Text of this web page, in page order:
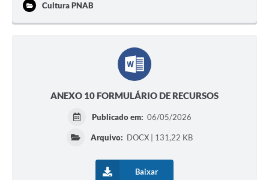
Cultura PNAB
ANEXO 10 FORMULÁRIO DE RECURSOS
Publicado em: 06/05/2026
Arquivo: DOCX | 131,22 KB
Baixar